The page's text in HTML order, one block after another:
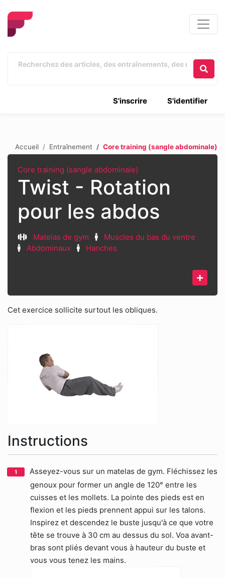
S'identifier
S'inscrire
Accueil Entraînement Core training (sangle abdominale)
Core training (sangle abdominale)
Twist - Rotation
pour les abdos
Matelas de gym
Muscles du bas du ventre
Abdominaux
Hanches
Cet exercice sollicite surtout les obliques.
Instructions
Asseyez-vous sur un matelas de gym. Fléchissez les
genoux pour former un angle de 120° entre les
cuisses et les mollets. La pointe des pieds est en
flexion et les pieds prennent appui sur les talons.
Inspirez et descendez le buste jusqu'à ce que votre
tête se trouve à 30 cm au dessus du sol. Voa avant-
bras sont pliés devant vous à hauteur du buste et
vous vous tenez les mains.